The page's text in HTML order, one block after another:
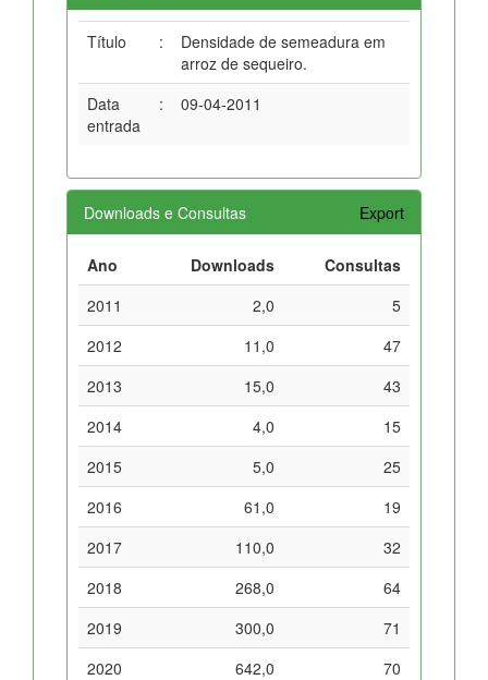
Título :
Densidade de semeadura em
arroz de sequeiro.
Data
entrada
: 09-04-2011
Downloads e Consultas Export
Ano Downloads
Consultas
2011
2,0
5
2012
11,0
47
2013
15,0
43
2014
4,0
15
2015
5,0
25
2016
61,0
19
2017
110,0
32
2018
268,0
64
2019
300,0
71
2020
642,0
70